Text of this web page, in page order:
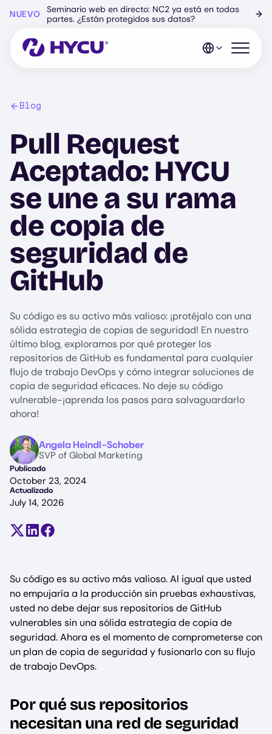
principal
NUEVO
Seminario web en directo: NC2 ya está en todas
partes. ¿Están protegidos sus datos?
→
Abrir el
Blog
Pull Request
Aceptado: HYCU
se une a su rama
de copia de
seguridad de
GitHub
Su código es su activo más valioso: ¡protéjalo con una
sólida estrategia de copias de seguridad! En nuestro
último blog, exploramos por qué proteger los
repositorios de GitHub es fundamental para cualquier
flujo de trabajo DevOps y cómo integrar soluciones de
copia de seguridad eficaces. No deje su código
vulnerable-¡aprenda los pasos para salvaguardarlo
ahora!
ImageAngela Heindl-Schober
SVP of Global Marketing
Publicado
October 23, 2024
Actualizado
July 14, 2026
Compartir en X (antes Twitter)
Compartir en LinkedIn
Compartir en Facebook
Su código es su activo más valioso. Al igual que usted
no empujaría a la producción sin pruebas exhaustivas,
usted no debe dejar sus repositorios de GitHub
vulnerables sin una sólida estrategia de copia de
seguridad. Ahora es el momento de comprometerse con
un plan de copia de seguridad y fusionarlo con su flujo
de trabajo DevOps.
Por qué sus repositorios
necesitan una red de seguridad